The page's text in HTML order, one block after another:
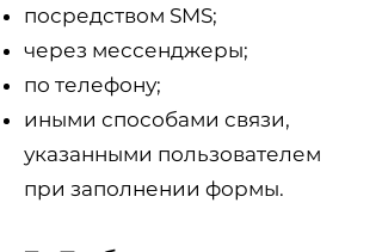
посредством SMS;
через мессенджеры;
по телефону;
иными способами связи,
указанными пользователем
при заполнении формы.